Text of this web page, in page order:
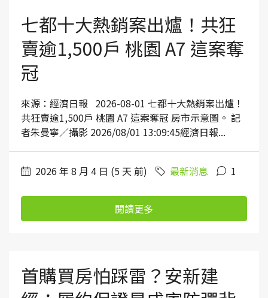
七都十大熱銷案出爐！共狂
賣逾1,500戶 桃園 A7 這案奪
冠
來源：經濟日報 2026-08-01 七都十大熱銷案出爐！
共狂賣逾1,500戶 桃園 A7 這案奪冠 房市示意圖。 記
者朱曼寧／攝影 2026/08/01 13:09:45經濟日報...
2026 年 8 月 4 日 (5 天 前) 最新消息 1
閱讀更多
首購買房怕踩雷？安新建